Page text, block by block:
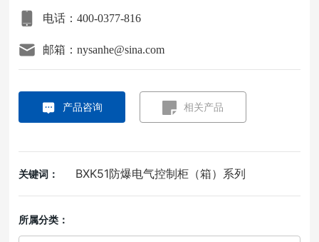
电话：400-0377-816
邮箱：nysanhe@sina.com
产品咨询 相关产品
关键词： BXK51防爆电气控制柜（箱）系列
所属分类：